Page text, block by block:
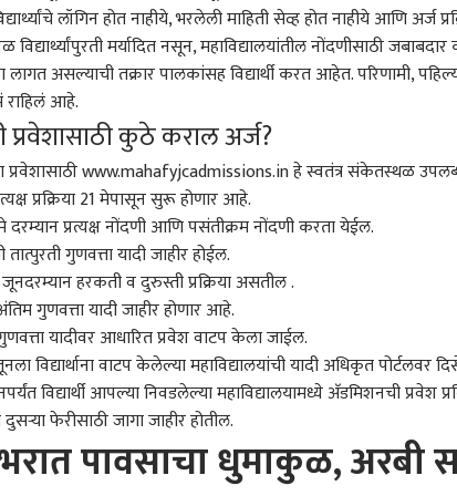
लॉगिन होत नाहीये, भरलेली माहिती सेव्ह होत नाहीये आणि अर्ज
मर्यादित नसून, महाविद्यालयांतील नोंदणीसाठी जबाबदार
असल्याची तक्रार पालकांसह विद्यार्थी करत आहेत. परिणामी,
राहिलं आहे.
प्रवेशासाठी कुठे कराल अर्ज?
प्रवेशासाठी www.mahafyjcadmissions.in हे स्वतंत्र संकेतस्थळ उपलब्ध
प्रक्रिया 21 मेपासून सुरू होणार आहे.
दरम्यान प्रत्यक्ष नोंदणी आणि पसंतीक्रम नोंदणी करता येईल.
गुणवत्ता यादी जाहीर होईल.
हरकती व दुरुस्ती प्रक्रिया असतील .
गुणवत्ता यादी जाहीर होणार आहे.
यादीवर आधारित प्रवेश वाटप केला जाईल.
विद्यार्थाना वाटप केलेल्या महाविद्यालयांची यादी अधिकृत पोर्टलवर
विद्यार्थी आपल्या निवडलेल्या महाविद्यालयामध्ये अ‍ॅडमिशनची प्रवेश
फेरीसाठी जागा जाहीर होतील.
पावसाचा धुमाकुळ, अरबी
हॅलो गेस्ट
जाहिरात करा
पॉलिसी
पर्सनल कॉर्नर
टॉप आर्टिकल
पुणे
मुंबई-पुणे मिसिंग लिंकवर
धडकी भरवणारा भीषण
अपघात, कार टेम्पोला
धडकली, एकाचा मृत्यू, पाहा
भयंकर VIDEO
करमणूक
होऊन करतोय कमबॅक,
करत म्हणाला, 'जे झालं
क्राईम
नागपूरमध्ये मुलीसोबत नको ते
राजकारण
सुप्रीम कोर्टात शिवसेना